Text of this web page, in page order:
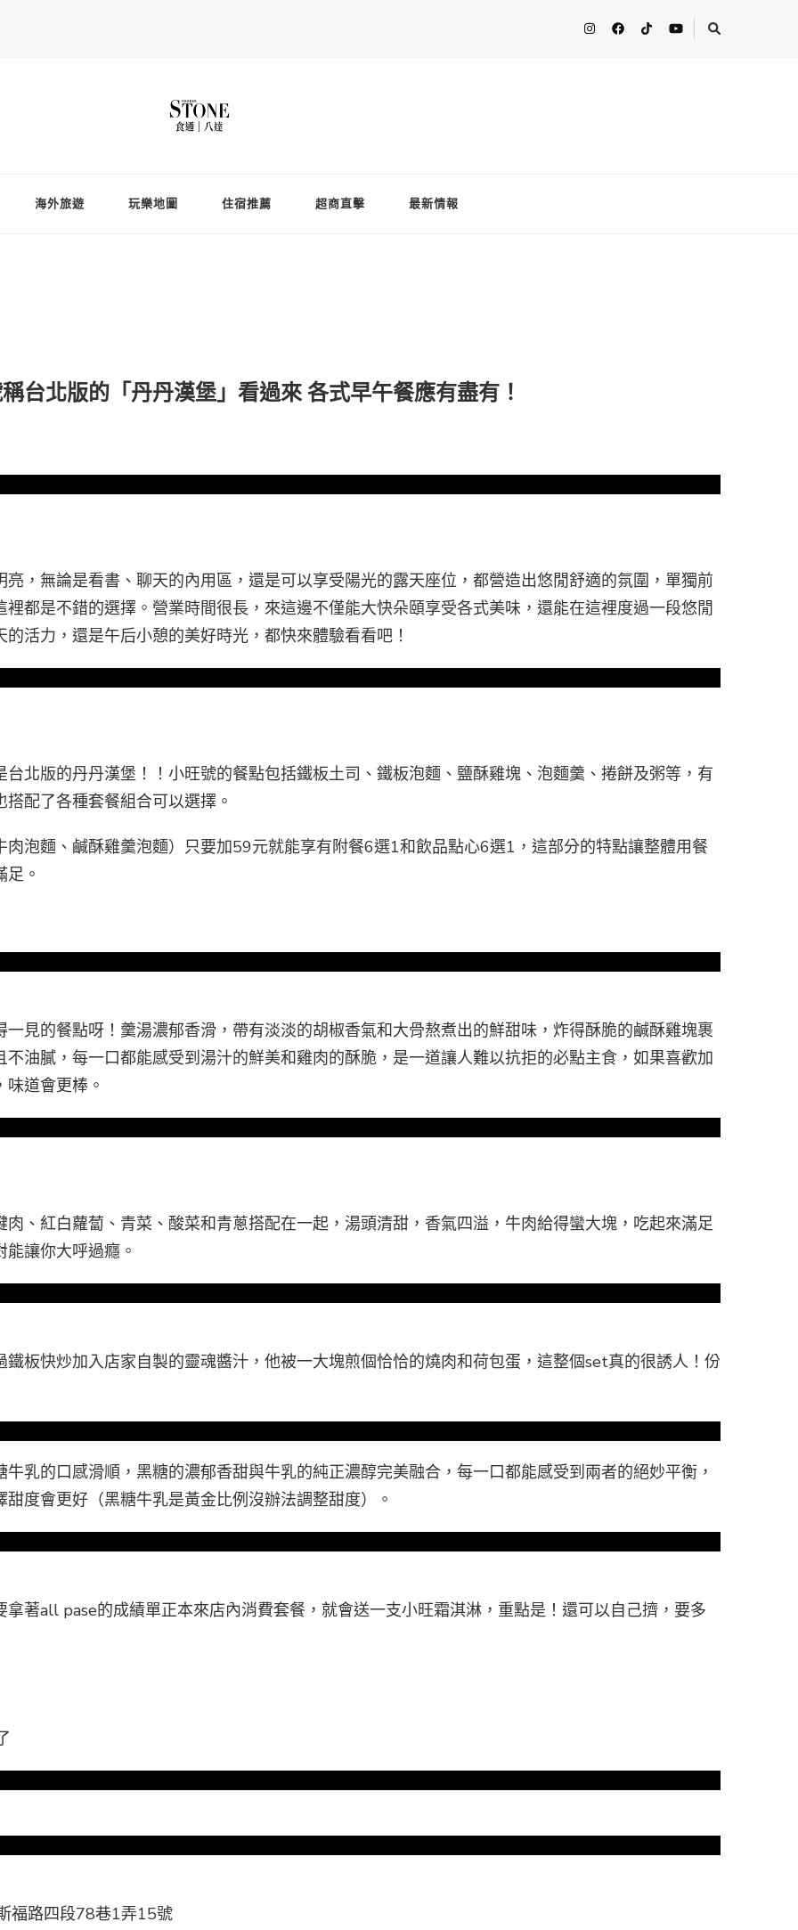
海外旅遊 玩樂地圖 住宿推薦 超商直擊 最新情報
台北版的「丹丹漢堡」看過來 各式早午餐應有盡有！
，無論是看書、聊天的內用區，還是可以享受陽光的露天座位，都營造出悠閒舒適的氛圍，單獨前
都是不錯的選擇。營業時間很長，來這邊不僅能大快朵頤享受各式美味，還能在這裡度過一段悠閒
活力，還是午后小憩的美好時光，都快來體驗看看吧！
北版的丹丹漢堡！！小旺號的餐點包括鐵板土司、鐵板泡麵、鹽酥雞塊、泡麵羹、捲餅及粥等，有
配了各種套餐組合可以選擇。
泡麵、鹹酥雞羹泡麵）只要加59元就能享有附餐6選1和飲品點心6選1，這部分的特點讓整體用餐
。
見的餐點呀！羹湯濃郁香滑，帶有淡淡的胡椒香氣和大骨熬煮出的鮮甜味，炸得酥脆的鹹酥雞塊裹
油膩，每一口都能感受到湯汁的鮮美和雞肉的酥脆，是一道讓人難以抗拒的必點主食，如果喜歡加
道會更棒。
、紅白蘿蔔、青菜、酸菜和青蔥搭配在一起，湯頭清甜，香氣四溢，牛肉給得蠻大塊，吃起來滿足
讓你大呼過癮。
板快炒加入店家自製的靈魂醬汁，他被一大塊煎個恰恰的燒肉和荷包蛋，這整個set真的很誘人！份
乳的口感滑順，黑糖的濃郁香甜與牛乳的純正濃醇完美融合，每一口都能感受到兩者的絕妙平衡，
度會更好（黑糖牛乳是黃金比例沒辦法調整甜度）。
著all pase的成績單正本來店內消費套餐，就會送一支小旺霜淇淋，重點是！還可以自己擠，要多
福路四段78巷1弄15號